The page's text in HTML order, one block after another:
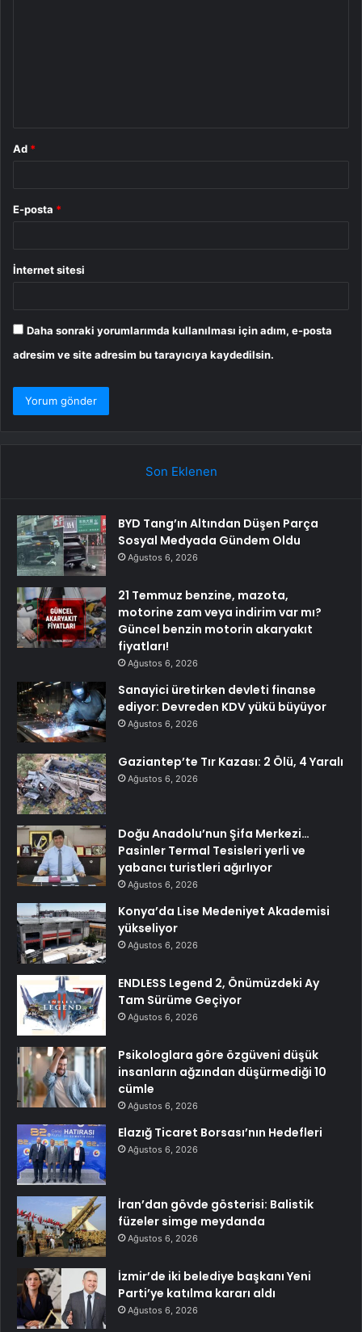
Ad *
E-posta *
İnternet sitesi
Daha sonraki yorumlarımda kullanılması için adım, e-posta
adresim ve site adresim bu tarayıcıya kaydedilsin.
Son Eklenen
BYD Tang’ın Altından Düşen Parça
Sosyal Medyada Gündem Oldu
Ağustos 6, 2026
21 Temmuz benzine, mazota,
motorine zam veya indirim var mı?
Güncel benzin motorin akaryakıt
fiyatları!
Ağustos 6, 2026
Sanayici üretirken devleti finanse
ediyor: Devreden KDV yükü büyüyor
Ağustos 6, 2026
Gaziantep’te Tır Kazası: 2 Ölü, 4 Yaralı
Ağustos 6, 2026
Doğu Anadolu’nun Şifa Merkezi…
Pasinler Termal Tesisleri yerli ve
yabancı turistleri ağırlıyor
Ağustos 6, 2026
Konya’da Lise Medeniyet Akademisi
yükseliyor
Ağustos 6, 2026
ENDLESS Legend 2, Önümüzdeki Ay
Tam Sürüme Geçiyor
Ağustos 6, 2026
Psikologlara göre özgüveni düşük
insanların ağzından düşürmediği 10
cümle
Ağustos 6, 2026
Elazığ Ticaret Borsası’nın Hedefleri
Ağustos 6, 2026
İran’dan gövde gösterisi: Balistik
füzeler simge meydanda
Ağustos 6, 2026
İzmir’de iki belediye başkanı Yeni
Parti’ye katılma kararı aldı
Ağustos 6, 2026